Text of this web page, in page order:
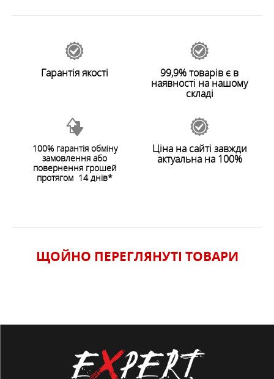
Легкая регулировка растяжки
Красный цвет для наглядности
Легкий вес
8 g/pcs.
ЗАЛИШИТИ ВІДГУК
Гарантія якості 99,9% товарів є в
наявності на нашому
складі
100% гарантія обміну
замовлення або
повернення грошей
протягом 14 днів*
Ціна на сайті завжди
актуальна на 100%
ЩОЙНО ПЕРЕГЛЯНУТI ТОВАРИ